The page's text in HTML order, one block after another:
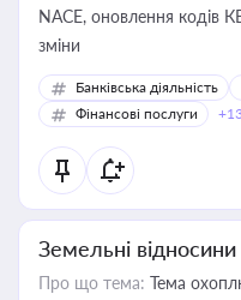
NACE, оновлення кодів
зміни
Банківська діяльність
Фінансові послуги
Земельні відносини
Про що тема: Тема